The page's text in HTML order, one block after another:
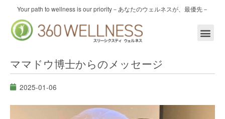
Your path to wellness is our priority－あなたのウェルネスが、最優先－
ママドウ博士からのメッセージ
2025-01-06